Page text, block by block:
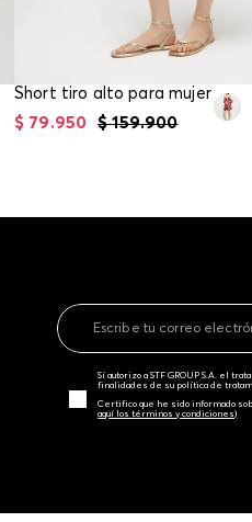
Short tiro alto para mujer
$ 159.900
$ 79.950
Sí autorizo a STF GROUP S.A. el
finalidades de su política de
Certifico que he sido informado
aquí los términos y condiciones)